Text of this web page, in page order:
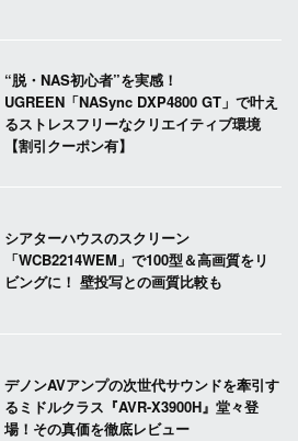
“脱・NAS初心者”を実感！
UGREEN「NASync DXP4800 GT」で叶え
るストレスフリーなクリエイティブ環境
【割引クーポン有】
シアターハウスのスクリーン
「WCB2214WEM」で100型＆高画質をリ
ビングに！ 壁投写との画質比較も
デノンAVアンプの次世代サウンドを牽引す
るミドルクラス『AVR-X3900H』堂々登
場！その真価を徹底レビュー